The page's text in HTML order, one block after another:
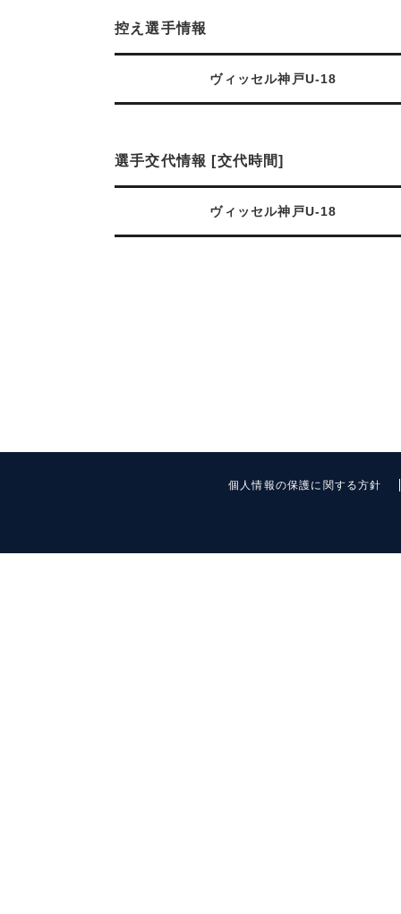
控え選手情報
ヴィッセル神戸U-18
選手交代情報 [交代時間]
ヴィッセル神戸U-18
個人情報の保護に関する方針